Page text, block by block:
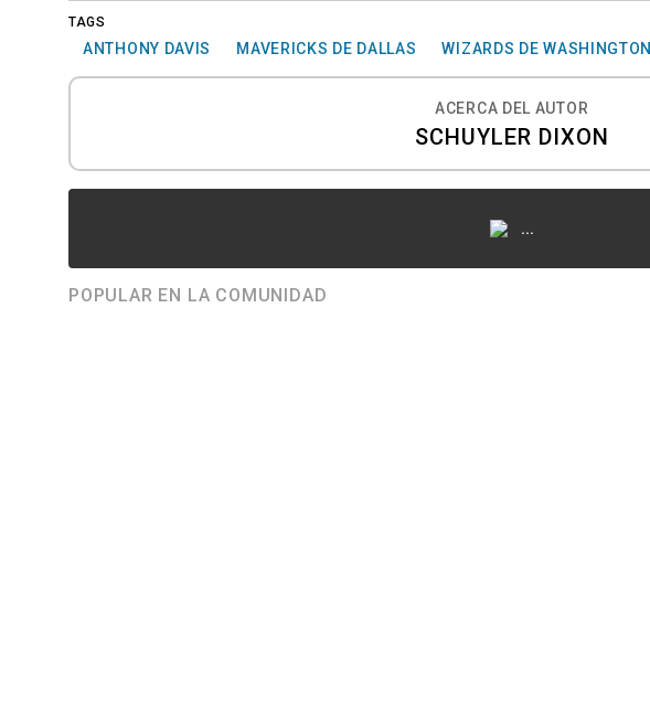
TAGS
ANTHONY DAVIS MAVERICKS DE DALLAS WIZARDS DE WASHINGTON
ACERCA DEL AUTOR
SCHUYLER DIXON
...
POPULAR EN LA COMUNIDAD